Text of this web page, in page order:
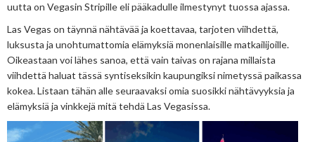
uutta on Vegasin Stripille eli pääkadulle ilmestynyt tuossa ajassa.
Las Vegas on täynnä nähtävää ja koettavaa, tarjoten viihdettä,
luksusta ja unohtumattomia elämyksiä monenlaisille matkailijoille.
Oikeastaan voi lähes sanoa, että vain taivas on rajana millaista
viihdettä haluat tässä syntiseksikin kaupungiksi nimetyssä paikassa
kokea. Listaan tähän alle seuraavaksi omia suosikki nähtävyyksia ja
elämyksiä ja vinkkejä mitä tehdä Las Vegasissa.